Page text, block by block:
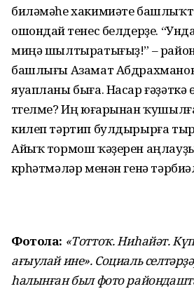
биләмәһе хакимиәте
ошондай үтенес белдерҙе.
миңә шылтыратығыҙ!” –
башлығы Азамат
яуапланы быға. Насар ғәҙәткә
түгелме? Иң юғарынан
килеп тәртип булдырырға
Айыҡ тормош ҡәҙерен
күрһәтмәләр менән генә
Фотола: «Тоттоҡ. Ниһайәт.
ағыулай ине». Социаль
һалынған был фото